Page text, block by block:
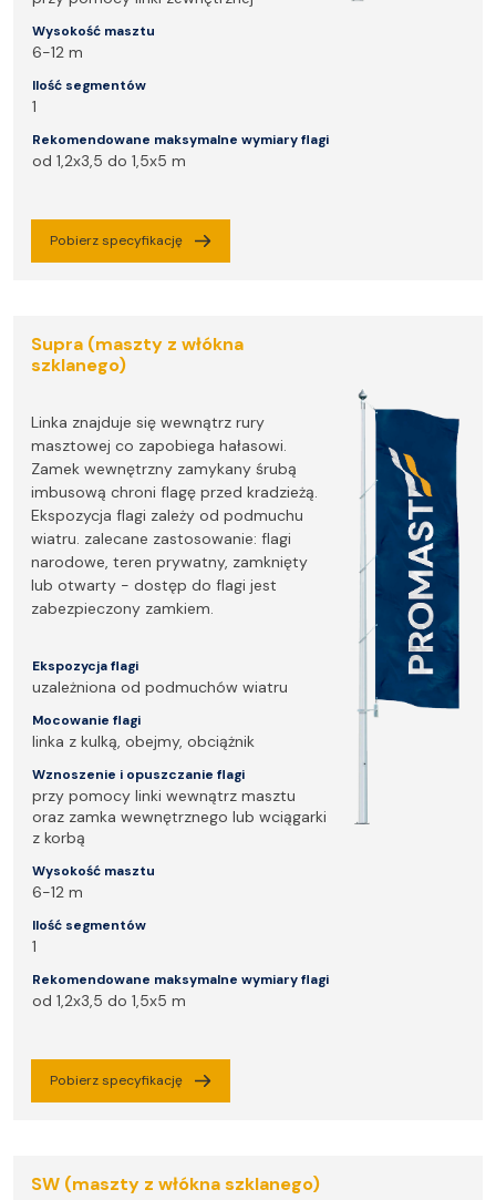
Wysokość masztu
6-12 m
Ilość segmentów
1
Rekomendowane maksymalne wymiary flagi
od 1,2x3,5 do 1,5x5 m
Pobierz specyfikację
Supra (maszty z włókna
szklanego)
Linka znajduje się wewnątrz rury
masztowej co zapobiega hałasowi.
Zamek wewnętrzny zamykany śrubą
imbusową chroni flagę przed kradzieżą.
Ekspozycja flagi zależy od podmuchu
wiatru. zalecane zastosowanie: flagi
narodowe, teren prywatny, zamknięty
lub otwarty - dostęp do flagi jest
zabezpieczony zamkiem.
Ekspozycja flagi
uzależniona od podmuchów wiatru
Mocowanie flagi
linka z kulką, obejmy, obciążnik
Wznoszenie i opuszczanie flagi
przy pomocy linki wewnątrz masztu
oraz zamka wewnętrznego lub wciągarki
z korbą
Wysokość masztu
6-12 m
Ilość segmentów
1
Rekomendowane maksymalne wymiary flagi
od 1,2x3,5 do 1,5x5 m
Pobierz specyfikację
SW (maszty z włókna szklanego)